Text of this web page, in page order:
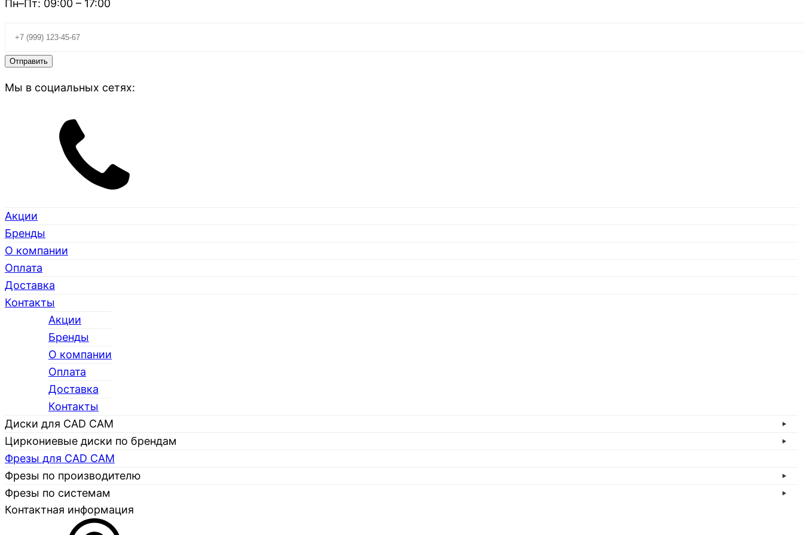
Пн–Пт: 09:00 – 17:00
Мы в социальных сетях:
Акции
Бренды
О компании
Оплата
Доставка
Контакты
Акции
Бренды
О компании
Оплата
Доставка
Контакты
Диски для CAD CAM
Циркониевые диски по брендам
Фрезы для CAD CAM
Фрезы по производителю
Фрезы по системам
Контактная информация